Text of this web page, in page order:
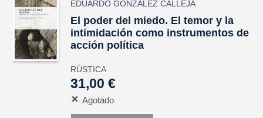
EDUARDO GONZÁLEZ CALLEJA
El poder del miedo. El temor y la
intimidación como instrumentos de
acción política
RÚSTICA
31,00 €
Agotado